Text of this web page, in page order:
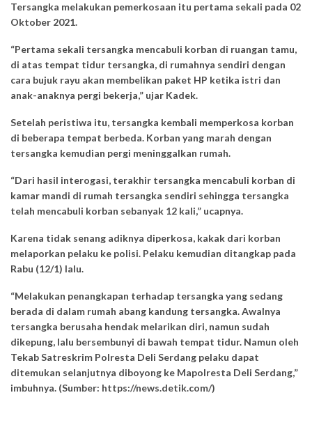
Tersangka melakukan pemerkosaan itu pertama sekali pada 02
Oktober 2021.
“Pertama sekali tersangka mencabuli korban di ruangan tamu,
di atas tempat tidur tersangka, di rumahnya sendiri dengan
cara bujuk rayu akan membelikan paket HP ketika istri dan
anak-anaknya pergi bekerja,” ujar Kadek.
Setelah peristiwa itu, tersangka kembali memperkosa korban
di beberapa tempat berbeda. Korban yang marah dengan
tersangka kemudian pergi meninggalkan rumah.
“Dari hasil interogasi, terakhir tersangka mencabuli korban di
kamar mandi di rumah tersangka sendiri sehingga tersangka
telah mencabuli korban sebanyak 12 kali,” ucapnya.
Karena tidak senang adiknya diperkosa, kakak dari korban
melaporkan pelaku ke polisi. Pelaku kemudian ditangkap pada
Rabu (12/1) lalu.
“Melakukan penangkapan terhadap tersangka yang sedang
berada di dalam rumah abang kandung tersangka. Awalnya
tersangka berusaha hendak melarikan diri, namun sudah
dikepung, lalu bersembunyi di bawah tempat tidur. Namun oleh
Tekab Satreskrim Polresta Deli Serdang pelaku dapat
ditemukan selanjutnya diboyong ke Mapolresta Deli Serdang,”
imbuhnya. (Sumber: https://news.detik.com/)